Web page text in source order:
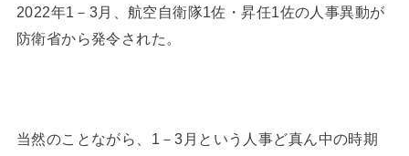
2022年1－3月、航空自衛隊1佐・昇任1佐の人事異動が
防衛省から発令された。
当然のことながら、1－3月という人事ど真ん中の時期